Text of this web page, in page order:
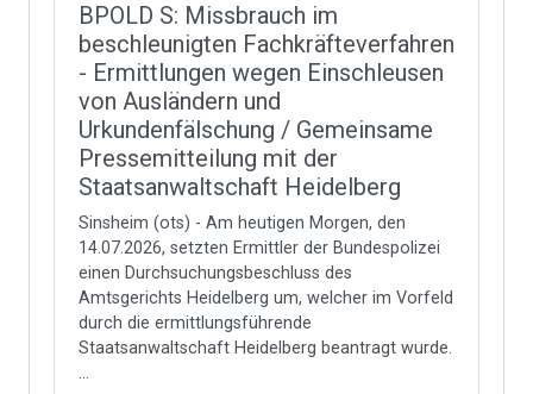
BPOLD S: Missbrauch im
beschleunigten Fachkräfteverfahren
- Ermittlungen wegen Einschleusen
von Ausländern und
Urkundenfälschung / Gemeinsame
Pressemitteilung mit der
Staatsanwaltschaft Heidelberg
Sinsheim (ots) - Am heutigen Morgen, den
14.07.2026, setzten Ermittler der Bundespolizei
einen Durchsuchungsbeschluss des
Amtsgerichts Heidelberg um, welcher im Vorfeld
durch die ermittlungsführende
Staatsanwaltschaft Heidelberg beantragt wurde.
...